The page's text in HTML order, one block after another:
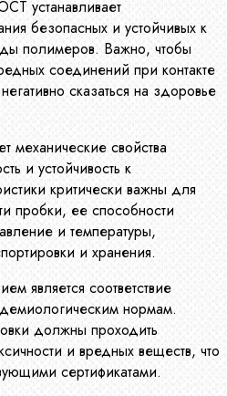
устанавливает
безопасных и устойчивых к
полимеров. Важно, чтобы
соединений при контакте
сказаться на здоровье
механические свойства
и устойчивость к
критически важны для
пробки, ее способности
и температуры,
и хранения.
является соответствие
нормам.
должны проходить
и вредных веществ, что
сертификатами.